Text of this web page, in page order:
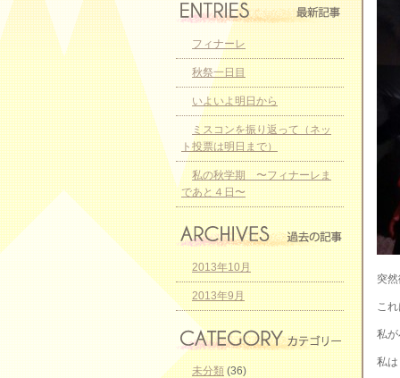
突
こ
私
私
フィナーレ
秋祭一日目
いよいよ明日から
ミスコンを振り返って（ネッ
ト投票は明日まで）
私の秋学期 〜フィナーレま
であと４日〜
2013年10月
2013年9月
未分類(36)